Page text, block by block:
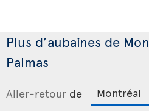
Plus d’aubaines de
Palmas
Aller-retour de